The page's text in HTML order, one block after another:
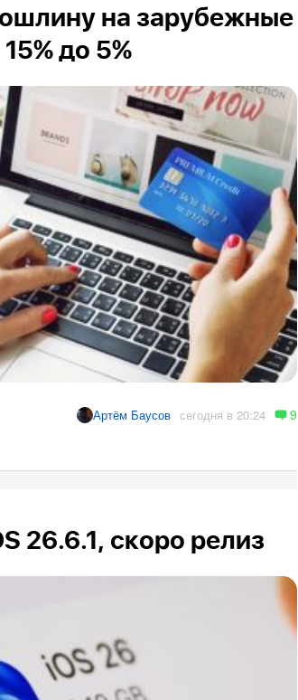
на зарубежные
до 5%
Артём Баусов сегодня в 20:24 9
26.6.1, скоро релиз